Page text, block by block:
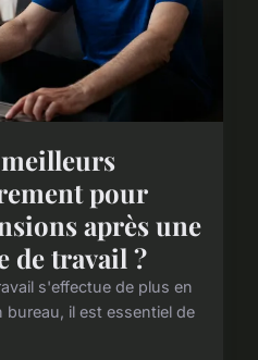
pour
après une
de travail ?
s'effectue de plus en
il est essentiel de